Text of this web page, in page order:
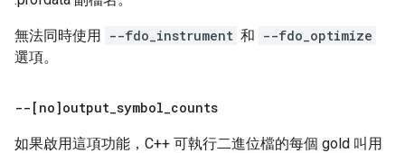
無法同時使用 --fdo_instrument 和 --fdo_optimize
選項。
--[no]output_symbol_counts
如果啟用這項功能，C++ 可執行二進位檔的每個 gold 叫用